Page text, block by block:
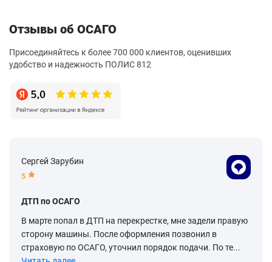
Отзывы об ОСАГО
Присоединяйтесь к более 700 000 клиентов, оценивших
удобство и надежность ПОЛИС 812
Сергей Зарубин
5
ДТП по ОСАГО
В марте попал в ДТП на перекрестке, мне задели правую
сторону машины. После оформления позвонил в
страховую по ОСАГО, уточнил порядок подачи. По те...